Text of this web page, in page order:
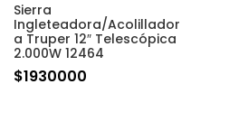
Sierra
Ingleteadora/Acolillador
a Truper 12″ Telescópica
2.000W 12464
$1930000